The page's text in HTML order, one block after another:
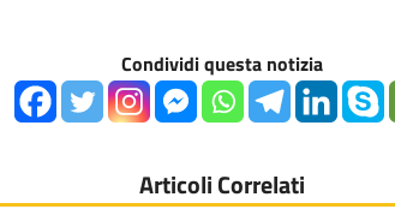
Condividi questa notizia
Articoli Correlati